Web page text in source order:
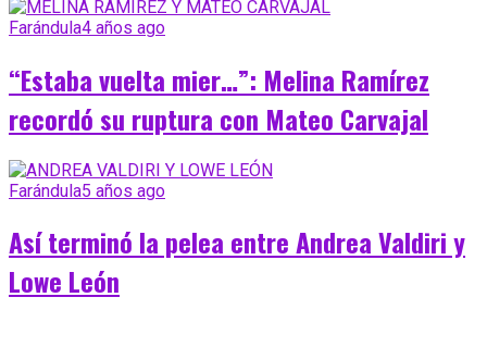
Farándula4 años ago
“Estaba vuelta mier…”: Melina Ramírez
recordó su ruptura con Mateo Carvajal
Farándula5 años ago
Así terminó la pelea entre Andrea Valdiri y
Lowe León